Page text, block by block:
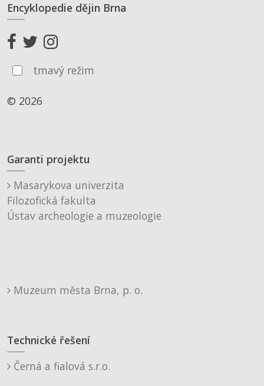
Encyklopedie dějin Brna
tmavý režim
© 2026
Garanti projektu
Masarykova univerzita
Filozofická fakulta
Ústav archeologie a muzeologie
Muzeum města Brna, p. o.
Technické řešení
Černá a fialová s.r.o.